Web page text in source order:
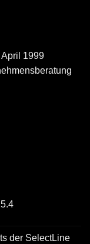
1999
der SelectLine